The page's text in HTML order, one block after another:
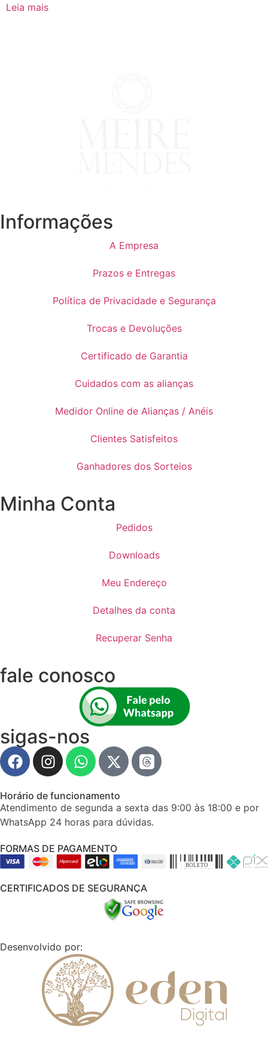
Leia mais
Informações
A Empresa
Prazos e Entregas
Política de Privacidade e Segurança
Trocas e Devoluções
Certificado de Garantia
Cuidados com as alianças
Medidor Online de Alianças / Anéis
Clientes Satisfeitos
Ganhadores dos Sorteios
Minha Conta
Pedidos
Downloads
Meu Endereço
Detalhes da conta
Recuperar Senha
fale conosco
sigas-nos
Horário de funcionamento
Atendimento de segunda a sexta das 9:00 às 18:00 e por
WhatsApp 24 horas para dúvidas.
FORMAS DE PAGAMENTO
CERTIFICADOS DE SEGURANÇA
Desenvolvido por: